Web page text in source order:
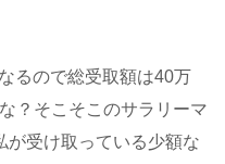
るので総受取額は40万
？そこそこのサラリーマ
が受け取っている少額な